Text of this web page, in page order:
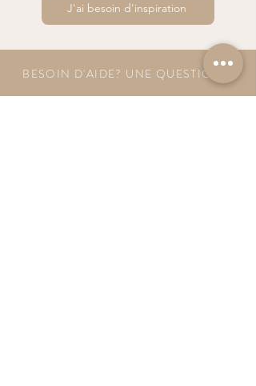
J'ai besoin d'inspiration
BESOIN D'AIDE? UNE QUESTION ?